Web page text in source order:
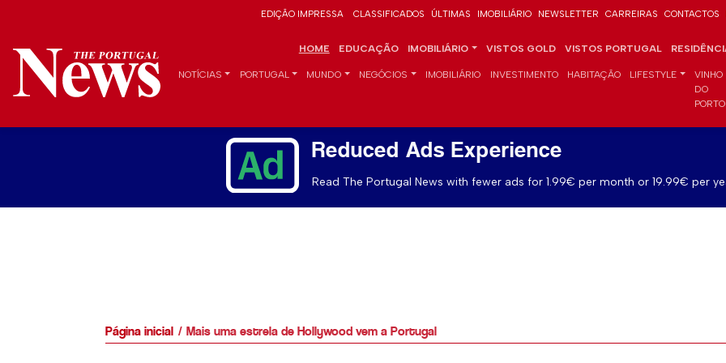
EDIÇÃO IMPRESSA CLASSIFICADOS ÚLTIMAS IMOBILIÁRIO NEWSLETTER CARREIRAS CONTACTOS
HOME EDUCAÇÃO IMOBILIÁRIO VISTOS GOLD VISTOS PORTUGAL
NOTÍCIAS PORTUGAL MUNDO NEGÓCIOS IMOBILIÁRIO INVESTIMENTO HABITAÇÃO LIFESTYLE
VINHO
DO
PORTO
Reduced Ads Experience
Read The Portugal News with fewer ads for 1.99€ per month or 19.99€ per
Página inicial Mais uma estrela de Hollywood vem a Portugal